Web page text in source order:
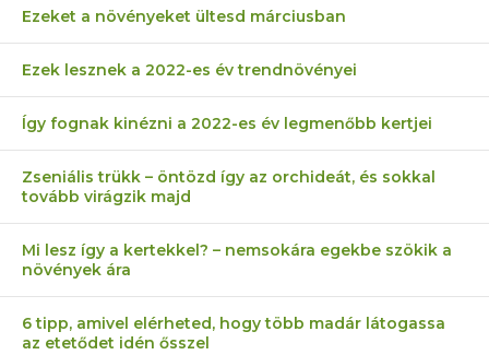
Ezeket a növényeket ültesd márciusban
Ezek lesznek a 2022-es év trendnövényei
Így fognak kinézni a 2022-es év legmenőbb kertjei
Zseniális trükk – öntözd így az orchideát, és sokkal
tovább virágzik majd
Mi lesz így a kertekkel? – nemsokára egekbe szökik a
növények ára
6 tipp, amivel elérheted, hogy több madár látogassa
az etetődet idén ősszel